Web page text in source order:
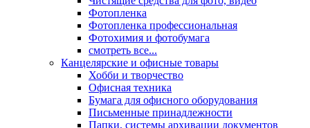
Фотопленка
Фотопленка профессиональная
Фотохимия и фотобумага
смотреть все...
Канцелярские и офисные товары
Хобби и творчество
Офисная техника
Бумага для офисного оборудования
Письменные принадлежности
Папки, системы архивации документов